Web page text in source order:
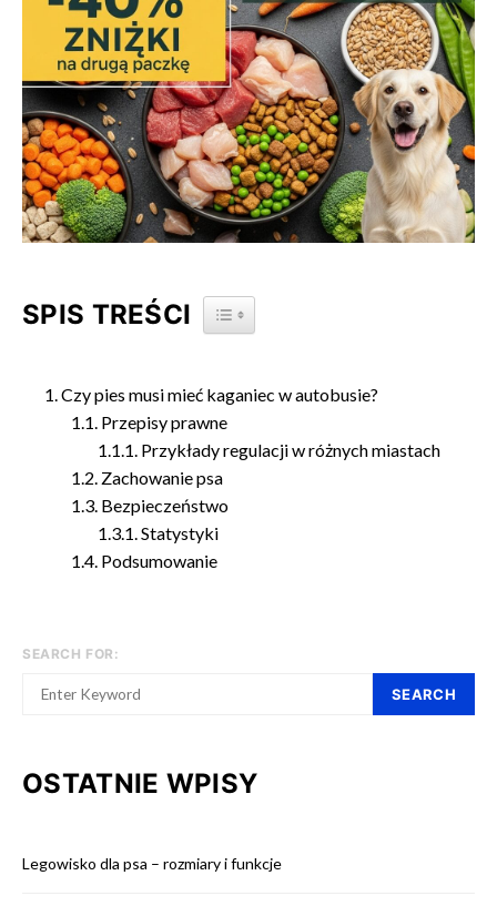
SPIS TREŚCI TOGGLE TABLE OF CONTENT
Czy pies musi mieć kaganiec w autobusie?
Przepisy prawne
Przykłady regulacji w różnych miastach
Zachowanie psa
Bezpieczeństwo
Statystyki
Podsumowanie
SEARCH FOR:
SEARCH
OSTATNIE WPISY
Legowisko dla psa – rozmiary i funkcje